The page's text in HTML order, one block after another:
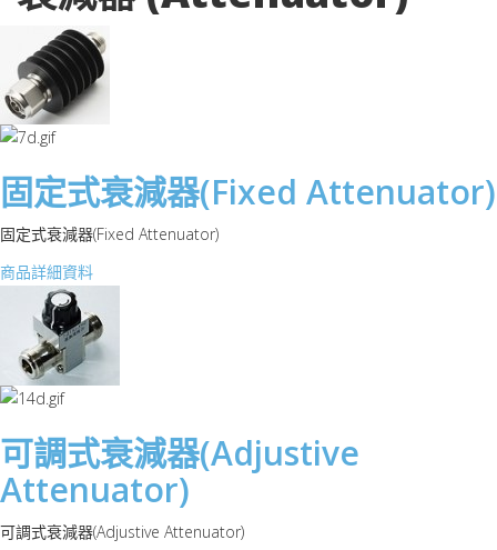
固定式衰減器(Fixed Attenuator)
固定式衰減器(Fixed Attenuator)
商品詳細資料
可調式衰減器(Adjustive
Attenuator)
可調式衰減器(Adjustive Attenuator)